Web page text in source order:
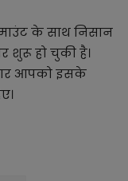
के साथ निसान
शुरू हो चुकी है।
आपको इसके